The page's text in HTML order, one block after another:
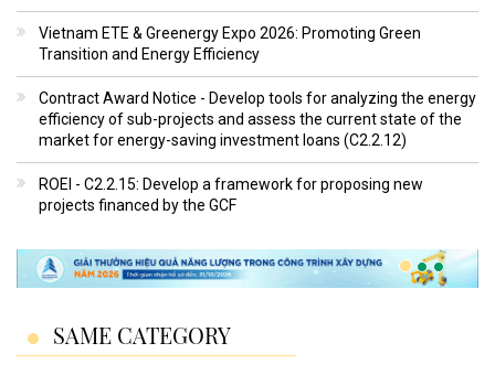
Vietnam ETE & Greenergy Expo 2026: Promoting Green
Transition and Energy Efficiency
Contract Award Notice - Develop tools for analyzing the energy
efficiency of sub-projects and assess the current state of the
market for energy-saving investment loans (C2.2.12)
ROEI - C2.2.15: Develop a framework for proposing new
projects financed by the GCF
SAME CATEGORY